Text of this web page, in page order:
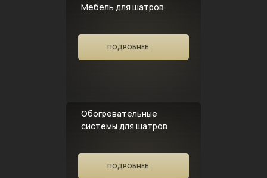
Мебель для шатров
ПОДРОБНЕЕ
Обогревательные
системы для шатров
ПОДРОБНЕЕ